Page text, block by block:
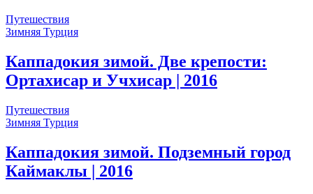
Путешествия
Зимняя Турция
Каппадокия зимой. Две крепости:
Ортахисар и Учхисар | 2016
Путешествия
Зимняя Турция
Каппадокия зимой. Подземный город
Каймаклы | 2016